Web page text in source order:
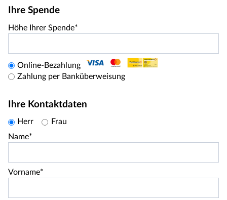
Ihre Spende
Höhe Ihrer Spende*
Online-Bezahlung
Zahlung per Banküberweisung
Ihre Kontaktdaten
Herr
Frau
Name*
Vorname*